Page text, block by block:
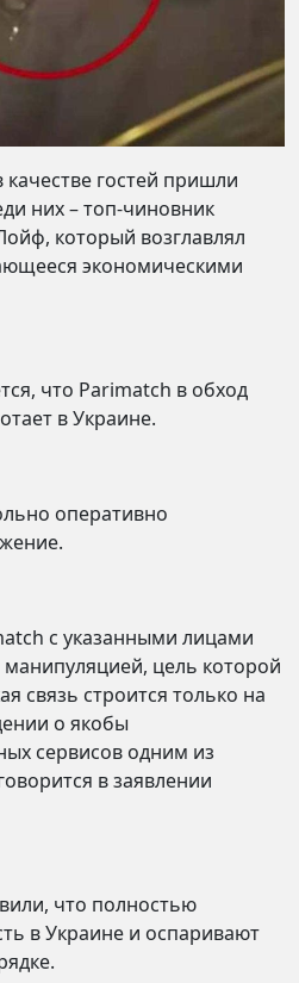
гостей пришли
них – топ-чиновник
который возглавлял
экономическими
что Parimatch в обход
в Украине.
оперативно
с указанными лицами
манипуляцией, цель которой
связь строится только на
о якобы
сервисов одним из
в заявлении
что полностью
в Украине и оспаривают